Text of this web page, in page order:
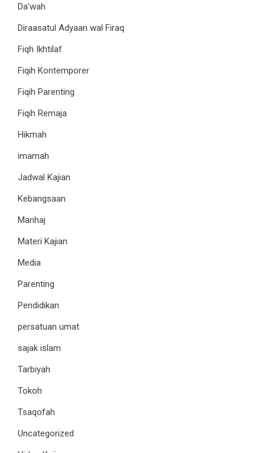
Da'wah
Diraasatul Adyaan wal Firaq
Fiqh Ikhtilaf
Fiqih Kontemporer
Fiqih Parenting
Fiqih Remaja
Hikmah
imamah
Jadwal Kajian
Kebangsaan
Manhaj
Materi Kajian
Media
Parenting
Pendidikan
persatuan umat
sajak islam
Tarbiyah
Tokoh
Tsaqofah
Uncategorized